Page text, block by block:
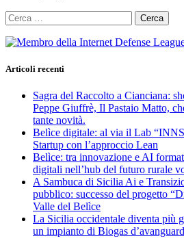
Ricerca
per:
Articoli recenti
Sagra del Raccolto a Cianciana:
Peppe Giuffrè, Il Pastaio Matto,
tante novità.
Belìce digitale: al via il Lab
Startup con l’approccio Lean
Belìce: tra innovazione e AI
digitali nell’hub del futuro rurale
A Sambuca di Sicilia Ai e
pubblico: successo del progetto
Valle del Belìce
La Sicilia occidentale diventa più
un impianto di Biogas